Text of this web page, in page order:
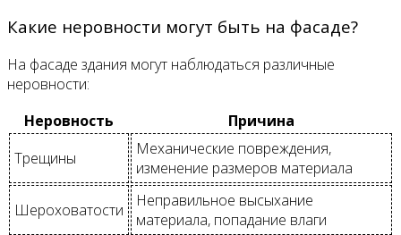
Какие неровности могут быть на фасаде?
На фасаде здания могут наблюдаться различные
неровности:
Неровность
Причина
Трещины
Механические повреждения,
изменение размеров материала
Шероховатости
Неправильное высыхание
материала, попадание влаги